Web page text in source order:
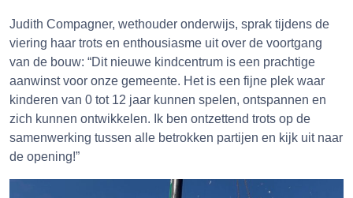
Judith Compagner, wethouder onderwijs, sprak tijdens de
viering haar trots en enthousiasme uit over de voortgang
van de bouw: “Dit nieuwe kindcentrum is een prachtige
aanwinst voor onze gemeente. Het is een fijne plek waar
kinderen van 0 tot 12 jaar kunnen spelen, ontspannen en
zich kunnen ontwikkelen. Ik ben ontzettend trots op de
samenwerking tussen alle betrokken partijen en kijk uit naar
de opening!”